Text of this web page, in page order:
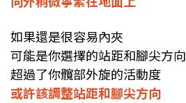
如果還是很容易內夾
可能是你選擇的站距和腳尖方向
超過了你髖部外旋的活動度
或許該調整站距和腳尖方向